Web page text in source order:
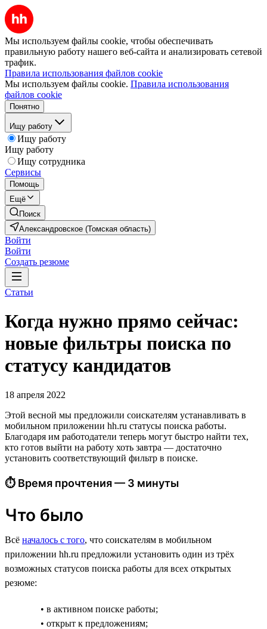
Мы используем файлы cookie, чтобы обеспечивать
правильную работу нашего веб-сайта и анализировать сетевой
трафик.
Правила использования файлов cookie
Мы используем файлы cookie. Правила использования
файлов cookie
Понятно
Ищу работу
Ищу работу
Ищу работу
Ищу сотрудника
Сервисы
Помощь
Ещё
Поиск
Александровское (Томская область)
Войти
Войти
Создать резюме
Статьи
Когда нужно прямо сейчас:
новые фильтры поиска по
статусу кандидатов
18 апреля 2022
Этой весной мы предложили соискателям устанавливать в
мобильном приложении hh.ru статусы поиска работы.
Благодаря им работодатели теперь могут быстро найти тех,
кто готов выйти на работу хоть завтра — достаточно
установить соответствующий фильтр в поиске.
⏱ Время прочтения — 3 минуты
Что было
Всё началось с того, что соискателям в мобильном
приложении hh.ru предложили установить один из трёх
возможных статусов поиска работы для всех открытых
резюме:
• в активном поиске работы;
• открыт к предложениям;